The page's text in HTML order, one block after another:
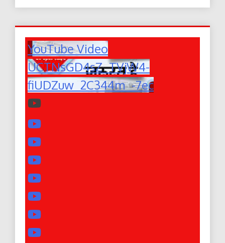
YouTube Video
UCTNsGD4sZ_TVjW4-
fiUDZuw_2C344m_-7ec